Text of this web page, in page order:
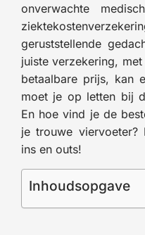
onverwachte
geruststellende
juiste verzekering,
betaalbare prijs, kan
moet je op letten bij
En hoe vind je de
je trouwe
ins en outs!
Inhoudsopgave